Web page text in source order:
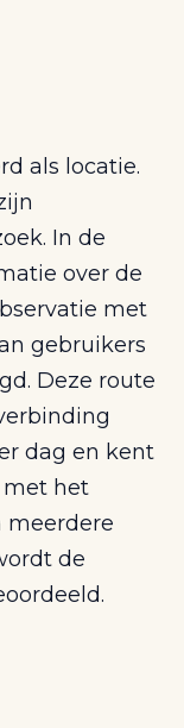
als locatie.
In de
over de
met
gebruikers
Deze route
dag en kent
met het
meerdere
de